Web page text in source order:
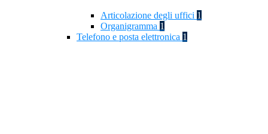
Articolazione degli uffici 1
Organigramma 1
Telefono e posta elettronica 1